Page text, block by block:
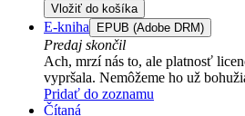
Vložiť do košíka
E-kniha EPUB (Adobe DRM)
Predaj skončil
Ach, mrzí nás to, ale platnosť
vypršala. Nemôžeme ho už
Pridať do zoznamu
Čítaná